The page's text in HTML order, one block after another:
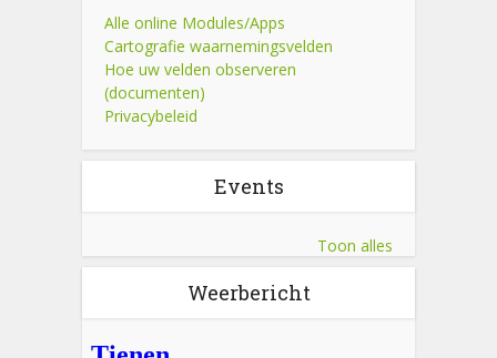
Alle online Modules/Apps
Cartografie waarnemingsvelden
Hoe uw velden observeren
(documenten)
Privacybeleid
Events
Toon alles
Weerbericht